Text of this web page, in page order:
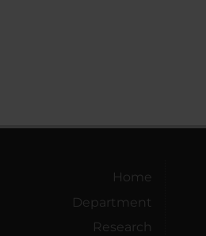
Home
Department
Research